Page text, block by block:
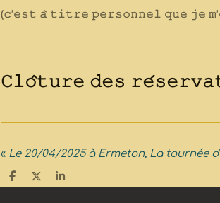
(𝚌’𝚎𝚜𝚝 𝚊̀ 𝚝𝚒𝚝𝚛𝚎 𝚙𝚎𝚛𝚜𝚘𝚗𝚗𝚎𝚕 𝚚𝚞𝚎 𝚓𝚎
𝙲𝚕𝚘̂𝚝𝚞𝚛𝚎 𝚍𝚎𝚜
« Le 20/04/2025 à Ermeton, La tournée
P
a
P
a
P
a